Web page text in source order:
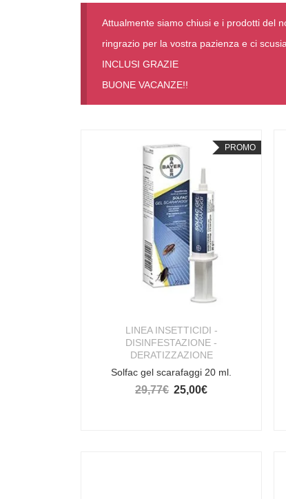
Attualmente siamo chiusi e i prodotti del
ringrazio per la vostra pazienza e ci
INCLUSI GRAZIE
BUONE VACANZE!!
PROMO
LINEA INSETTICIDI -
DISINFESTAZIONE -
DERATIZZAZIONE
Solfac gel scarafaggi 20 ml.
29,77€ Il prezzo originale era: 29,77€.
25,00€